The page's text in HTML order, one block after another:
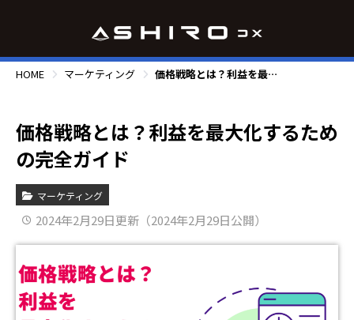
HOME マーケティング 価格戦略とは？利益を最大化するための完全ガイド
価格戦略とは？利益を最大化するため
の完全ガイド
マーケティング
2024年2月29日更新（2024年2月29日公開）